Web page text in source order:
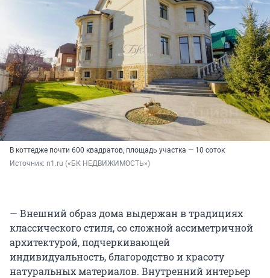
В коттедже почти 600 квадратов, площадь участка — 10 соток
Источник: n1.ru («БК НЕДВИЖИМОСТЬ»)
— Внешний образ дома выдержан в традициях
классического стиля, со сложной ассиметричной
архитектурой, подчеркивающей
индивидуальность, благородство и красоту
натуральных материалов. Внутренний интерьер